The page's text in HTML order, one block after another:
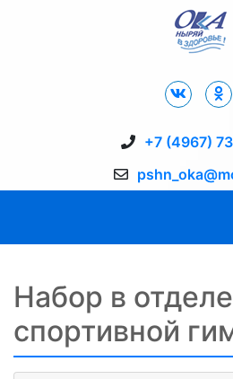
+7 (4967)
Набор в
спортивной